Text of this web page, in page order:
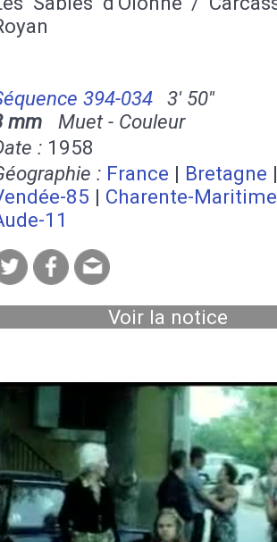
|Quai du Port|Belsunce|La
Plage du Prado
394-034
3' 50''
mm Muet - Couleur
: 1958
: France | Bretagne |
85 | Charente-
11
Voir la notice